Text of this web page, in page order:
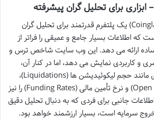
کوین گلس (Coinglass.com) یک پلتفرم قدرتمند برای تحلیل گران
که اطلاعات بسیار جامع و عمیقی را فراتر از
ارائه می دهد. این وب سایت شاخص ترس و
و کاربردی نمایش می دهد، اما در کنار آن،
داده های حیاتی دیگری مانند حجم لیکوئیدیشن ها (Liquidations)،
معاملات باز (Open Interest) و نرخ تأمین مالی (Funding Rates) را نیز
جانبی برای فردی که به دنبال تحلیل دقیق
خروج سرمایه است، بسیار ارزشمند خواهد بود.